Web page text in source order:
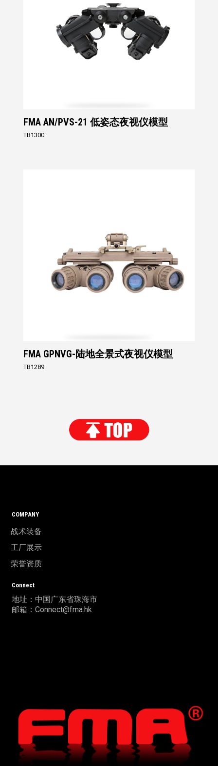
FMA AN/PVS-21 低姿态夜视仪模型
TB1300
FMA GPNVG-陆地全景式夜视仪模型
TB1289
COMPANY
战术装备
工厂展示
荣誉资质
Connect
地址：中国广东省珠海市
邮箱：Connect@fma.hk